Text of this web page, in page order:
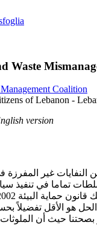
Waste
Coalition
of Lebanon -
version
غير المفرزة
تماما في تنفيذ
الحل هو الأقل تفضيلاً
بصحتنا حيث أن